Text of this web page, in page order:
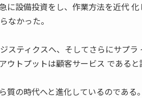
に設備投資をし、作業方法を近代 化
なかった。
スティクスへ、そしてさらにサプラ
ウトプットは顧客サービス であると
の時代へと進化しているのである。